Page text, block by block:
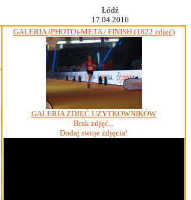
Łódź
17.04.2016
GALERIA (PHOTO)-META / FINISH (1822 zdjęć)
GALERIA ZDJĘĆ UŻYTKOWNIKÓW
Brak zdjęć...
Dodaj swoje zdjęcia!